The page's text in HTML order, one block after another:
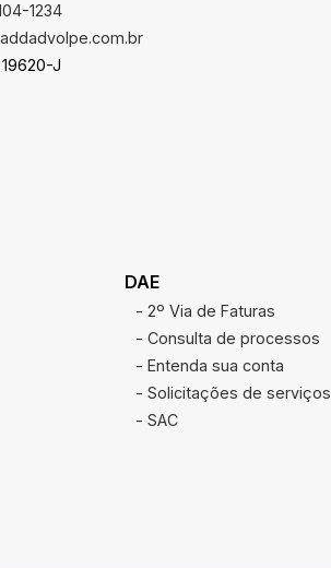
1234
J
DAE
- 2º Via de Faturas
- Consulta de processos
- Entenda sua conta
- Solicitações de serviços
- SAC